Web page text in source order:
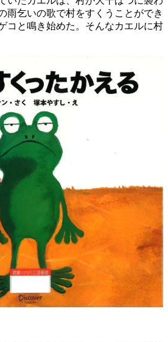
雨乞いの歌で村をすくうことができ
コと鳴き始めた。そんなカエルに村